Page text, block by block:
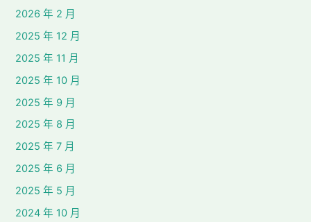
2026 年 2 月
2025 年 12 月
2025 年 11 月
2025 年 10 月
2025 年 9 月
2025 年 8 月
2025 年 7 月
2025 年 6 月
2025 年 5 月
2024 年 10 月